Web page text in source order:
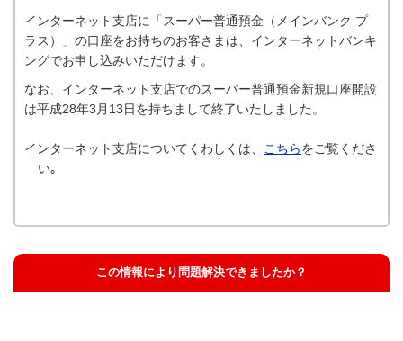
インターネット支店に「スーパー普通預金（メインバンク プ
ラス）」の口座をお持ちのお客さまは、インターネットバンキ
ングでお申し込みいただけます。
なお、インターネット支店でのスーパー普通預金新規口座開設
は平成28年3月13日を持ちまして終了いたしました。
インターネット支店についてくわしくは、 こちらをご覧くださ
い｡
この情報により問題解決できましたか？